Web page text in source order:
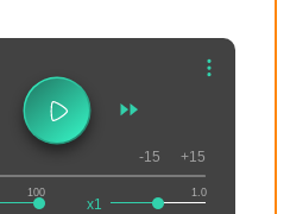
100 1.0
x1
-15 +15